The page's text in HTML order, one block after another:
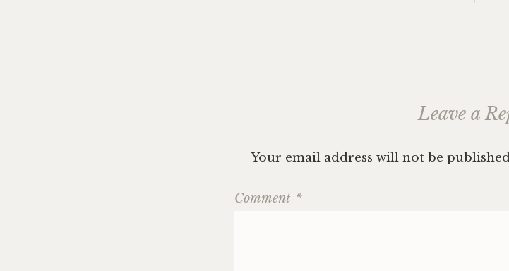
Leave a
Your email address will not be
Comment *